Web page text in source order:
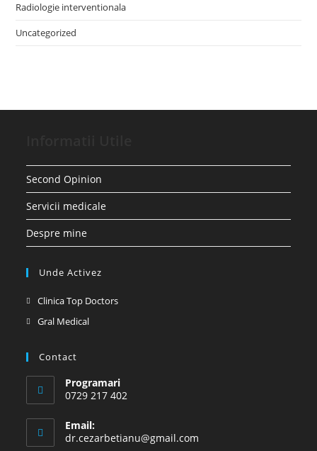
Radiologie interventionala
Uncategorized
Second Opinion
Servicii medicale
Despre mine
Unde Activez
Clinica Top DoctorsOpens
Gral MedicalOpens
tab
Contact
Programari
0729 217 402
Email:
dr.cezarbetianu@gmail.com